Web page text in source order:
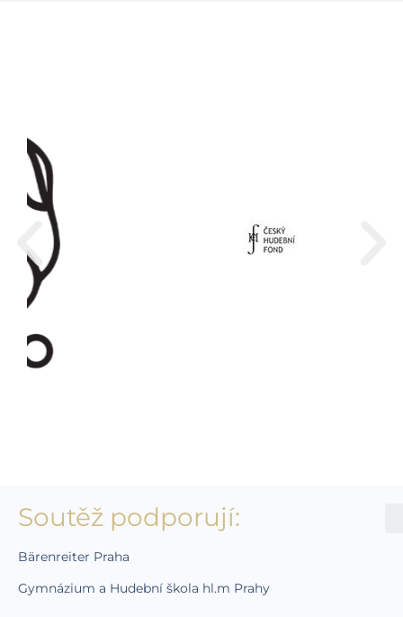
Soutěž podporují:
Bärenreiter Praha
Gymnázium a Hudební škola hl.m Prahy